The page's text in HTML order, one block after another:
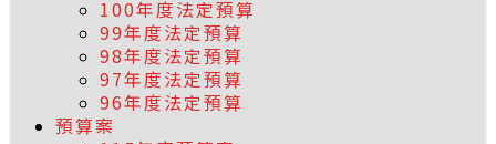
100年度法定預算
99年度法定預算
98年度法定預算
97年度法定預算
96年度法定預算
預算案